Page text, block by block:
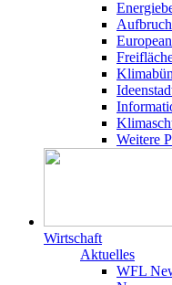
Weitere
Wirtschaft
Aktuelles
WFL